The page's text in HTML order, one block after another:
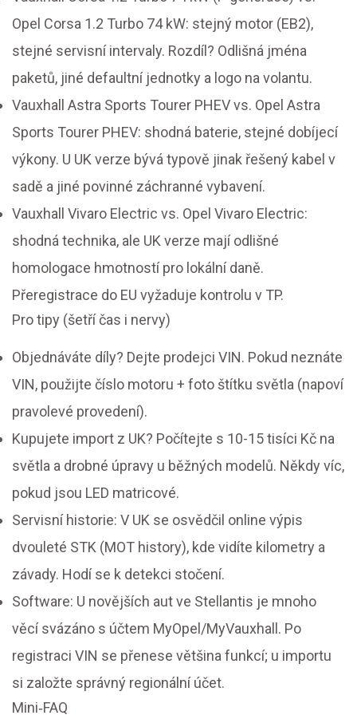
Opel Corsa 1.2 Turbo 74 kW: stejný motor (EB2),
stejné servisní intervaly. Rozdíl? Odlišná jména
paketů, jiné defaultní jednotky a logo na volantu.
Vauxhall Astra Sports Tourer PHEV vs. Opel Astra
Sports Tourer PHEV: shodná baterie, stejné dobíjecí
výkony. U UK verze bývá typově jinak řešený kabel v
sadě a jiné povinné záchranné vybavení.
Vauxhall Vivaro Electric vs. Opel Vivaro Electric:
shodná technika, ale UK verze mají odlišné
homologace hmotností pro lokální daně.
Přeregistrace do EU vyžaduje kontrolu v TP.
Pro tipy (šetří čas i nervy)
Objednáváte díly? Dejte prodejci VIN. Pokud neznáte
VIN, použijte číslo motoru + foto štítku světla (napoví
pravolevé provedení).
Kupujete import z UK? Počítejte s 10-15 tisíci Kč na
světla a drobné úpravy u běžných modelů. Někdy víc,
pokud jsou LED matricové.
Servisní historie: V UK se osvědčil online výpis
dvouleté STK (MOT history), kde vidíte kilometry a
závady. Hodí se k detekci stočení.
Software: U novějších aut ve Stellantis je mnoho
věcí svázáno s účtem MyOpel/MyVauxhall. Po
registraci VIN se přenese většina funkcí; u importu
si založte správný regionální účet.
Mini‑FAQ